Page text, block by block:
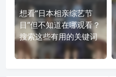
想看“日本相亲综艺节
目”但不知道在哪观看？
搜索这些有用的关键词